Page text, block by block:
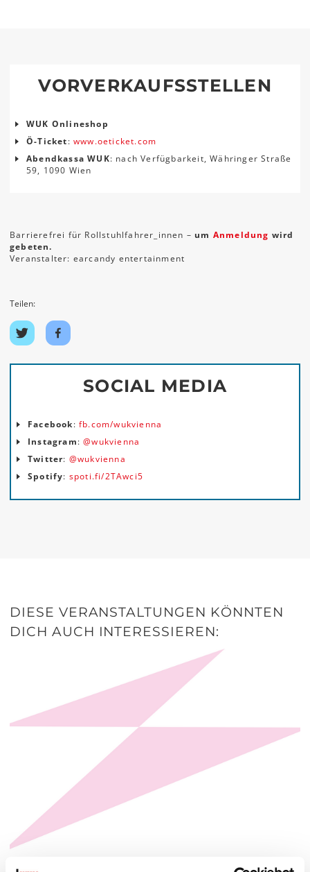
VORVERKAUFSSTELLEN
WUK Onlineshop
Ö-Ticket:www.oeticket.com
Abendkassa WUK: nach Verfügbarkeit, Währinger Straße
59, 1090 Wien
Barrierefrei für Rollstuhlfahrer_innen – um Anmeldung wird
gebeten.
Veranstalter: earcandy entertainment
Teilen:
Auf
Twitter
Auf
Facebook
SOCIAL MEDIA
Facebook:fb.com/wukvienna
Instagram:@wukvienna
Twitter: @wukvienna
Spotify: spoti.fi/2TAwci5
DIESE VERANSTALTUNGEN KÖNNTEN
DICH AUCH INTERESSIEREN:
PLATZKONZERTE 2026